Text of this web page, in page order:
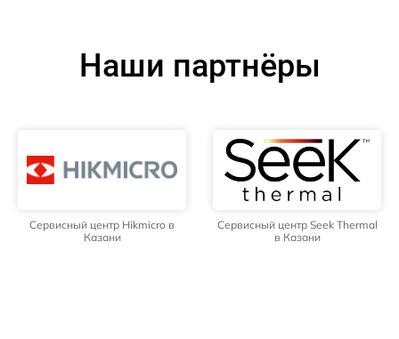
Наши партнёры
Сервисный центр Hikmicro в
Казани
Сервисный центр Seek Thermal
в Казани